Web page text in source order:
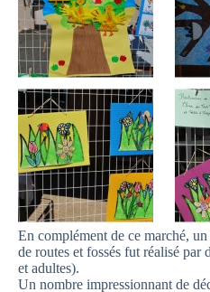
En complément de ce marché,
de routes et fossés fut réalisé par
et adultes).
Un nombre impressionnant de